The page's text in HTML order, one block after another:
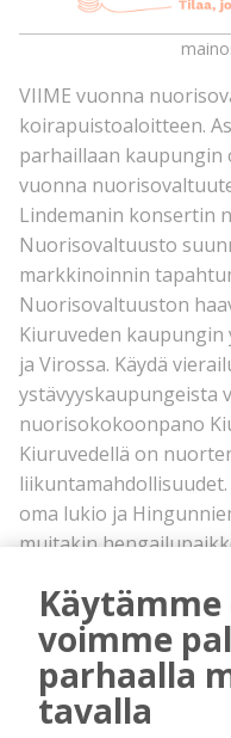
VIIME vuonna
koirapuistoaloitteen.
parhaillaan kaupungin
vuonna
Lindemanin konsertin
Nuorisovaltuusto
markkinoinnin
Nuorisovaltuuston
Kiuruveden kaupungin
ja Virossa. Käydä
ystävyyskaupungeista
nuorisokokoonpano
Kiuruvedellä on
oma lukio ja
muitakin
matka.
– Toivoisimme myös,
luottaisivat nuoriin ja
voimme
parhaalla
tavalla